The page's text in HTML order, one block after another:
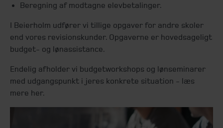
Beregning af modtagne elevbetalinger.
I Beierholm udfører vi tillige opgaver for andre skoler
end vores revisionskunder. Opgaverne er hovedsageligt
budget- og lønassistance.
Endelig afholder vi budgetworkshops og lønseminarer
med udgangspunkt i jeres konkrete situation - læs
mere her.